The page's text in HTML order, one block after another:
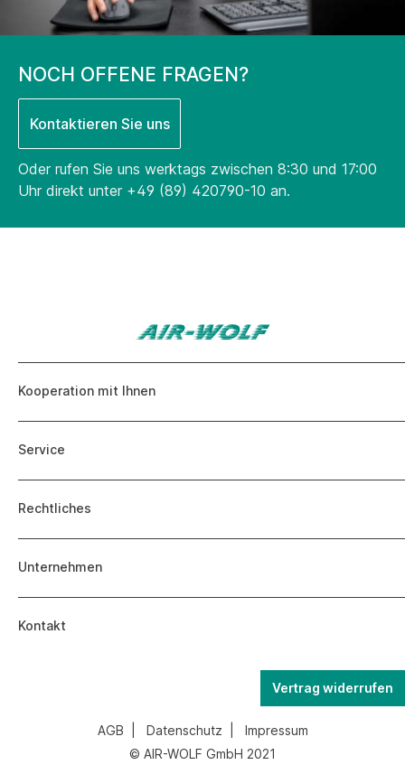
NOCH OFFENE FRAGEN?
Kontaktieren Sie uns
Oder rufen Sie uns werktags zwischen 8:30 und 17:00
Uhr direkt unter +49 (89) 420790-10 an.
Kooperation mit Ihnen
Service
Rechtliches
Unternehmen
Kontakt
Vertrag widerrufen
AGB Datenschutz
Impressum
© AIR-WOLF GmbH 2021